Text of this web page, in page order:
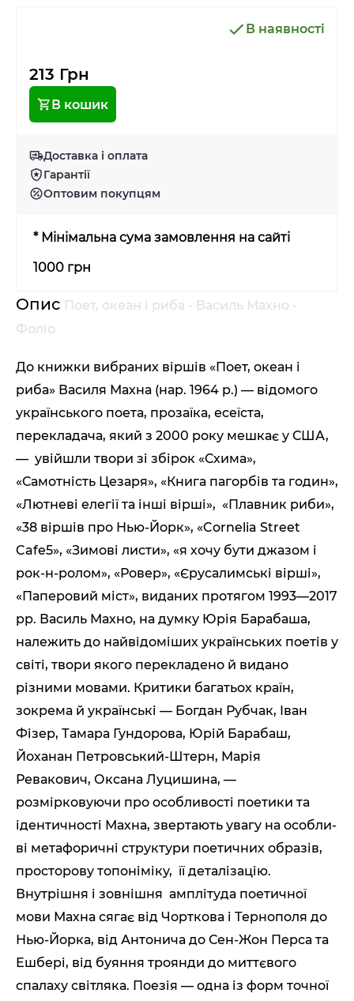
В наявності
213 Грн
В кошик
Доставка і оплата
Гарантії
Оптовим покупцям
* Мінімальна сума замовлення на сайті
1000 грн
Опис Поет, океан і риба - Василь Махно -
Фоліо
До книжки вибраних віршів «Поет, океан і
риба» Василя Махна (нар. 1964 р.) — відомого
українського поета, прозаїка, есеїста,
перекладача, який з 2000 року мешкає у США,
— увійшли твори зі збірок «Схима»,
«Самотність Цезаря», «Книга пагорбів та годин»,
«Лютневі елегії та інші вірші», «Плавник риби»,
«38 віршів про Нью-Йорк», «Cornelia Street
Cafe5», «Зимові листи», «я хочу бути джазом і
рок-н-ролом», «Ровер», «Єрусалимські вірші»,
«Паперовий міст», виданих протягом 1993—2017
рр. Василь Махно, на думку Юрія Барабаша,
належить до найвідоміших українських поетів у
світі, твори якого перекладено й видано
різними мовами. Критики багатьох країн,
зокрема й українські — Богдан Рубчак, Іван
Фізер, Тамара Гундорова, Юрій Барабаш,
Йоханан Петровський-Штерн, Марія
Ревакович, Оксана Луцишина, —
розмірковуючи про особливості поетики та
ідентичності Махна, звертають увагу на особли­
ві метафоричні структури поетичних образів,
просторову топоніміку, її деталізацію.
Внутрішня і зовнішня амплітуда поетичної
мови Махна сягає від Чорткова і Тернополя до
Нью-Йорка, від Антонича до Сен-Жон Перса та
Ешбері, від буяння троянди до миттєвого
спалаху світляка. Поезія — одна із форм точної